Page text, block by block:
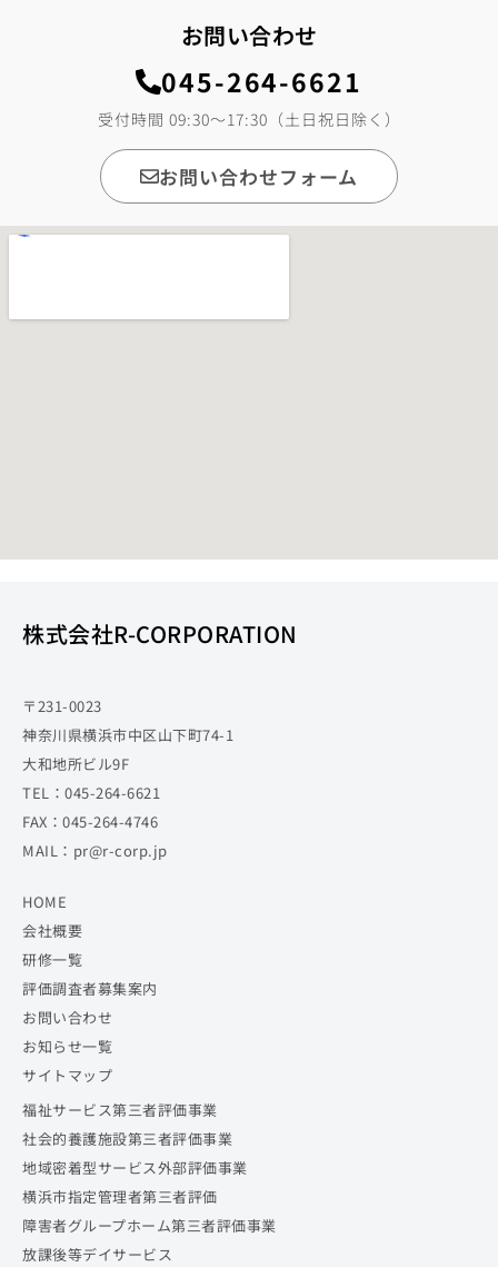
お問い合わせ
045-264-6621
受付時間 09:30～17:30（土日祝日除く）
お問い合わせフォーム
株式会社R-CORPORATION
〒231-0023
神奈川県横浜市中区山下町74-1
大和地所ビル9F
TEL：045-264-6621
FAX：045-264-4746
MAIL：pr@r-corp.jp
HOME
会社概要
研修一覧
評価調査者募集案内
お問い合わせ
お知らせ一覧
サイトマップ
福祉サービス第三者評価事業
社会的養護施設第三者評価事業
地域密着型サービス外部評価事業
横浜市指定管理者第三者評価
障害者グループホーム第三者評価事業
放課後等デイサービス